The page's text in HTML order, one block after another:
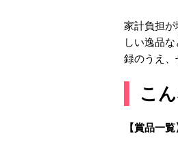
家計負担
しい逸品
録のうえ、
こ
【賞品一覧